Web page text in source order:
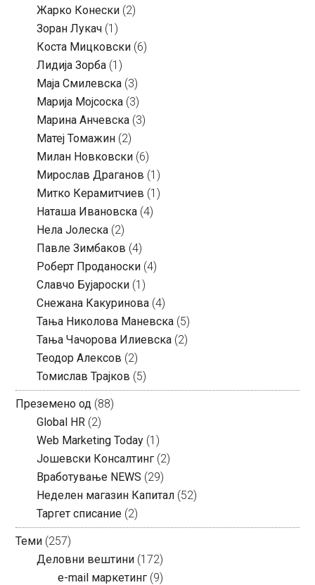
Жарко Конески (2)
Зоран Лукач (1)
Коста Мицковски (6)
Лидија Зорба (1)
Маја Смилевска (3)
Марија Мојсоска (3)
Марина Анчевска (3)
Матеј Томажин (2)
Милан Новковски (6)
Мирослав Драганов (1)
Митко Керамитчиев (1)
Наташа Ивановска (4)
Нела Јолеска (2)
Павле Зимбаков (4)
Роберт Проданоски (4)
Славчо Бујароски (1)
Снежана Какуринова (4)
Тања Николова Маневска (5)
Тања Чачорова Илиевска (2)
Теодор Алексов (2)
Томислав Трајков (5)
Преземено од (88)
Global HR (2)
Web Marketing Today (1)
Јошевски Консалтинг (2)
Вработување NEWS (29)
Неделен магазин Капитал (52)
Таргет списание (2)
Теми (257)
Деловни вештини (172)
e-mail маркетинг (9)